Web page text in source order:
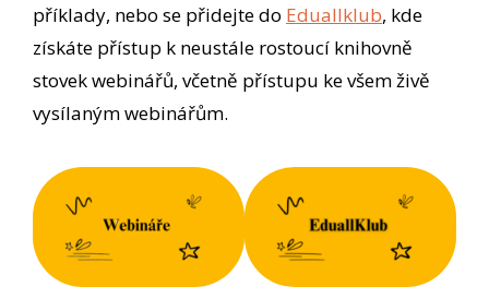
příklady, nebo se přidejte do Eduallklub, kde
získáte přístup k neustále rostoucí knihovně
stovek webinářů, včetně přístupu ke všem živě
vysílaným webinářům.